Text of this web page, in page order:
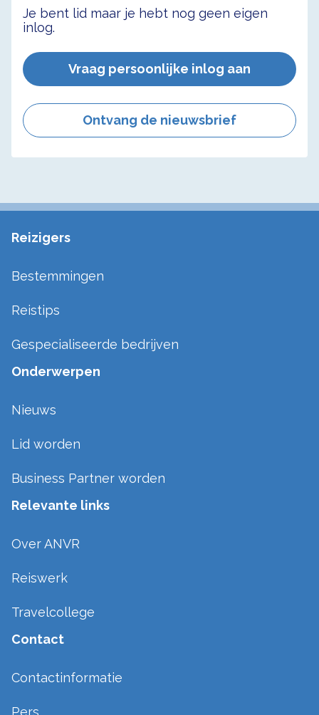
Je bent lid maar je hebt nog geen eigen
inlog.
Vraag persoonlijke inlog aan
Ontvang de nieuwsbrief
Reizigers
Bestemmingen
Reistips
Gespecialiseerde bedrijven
Onderwerpen
Nieuws
Lid worden
Business Partner worden
Relevante links
Over ANVR
Reiswerk
Travelcollege
Contact
Contactinformatie
Pers